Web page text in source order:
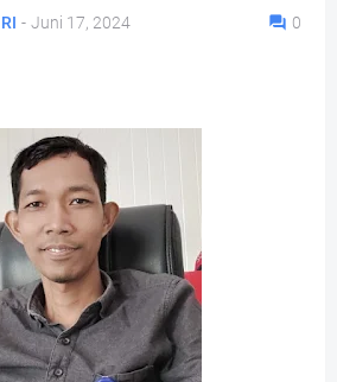
- Juni 17, 2024 0